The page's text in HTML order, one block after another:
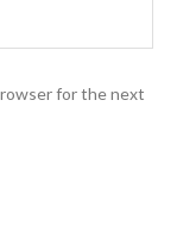
for the next